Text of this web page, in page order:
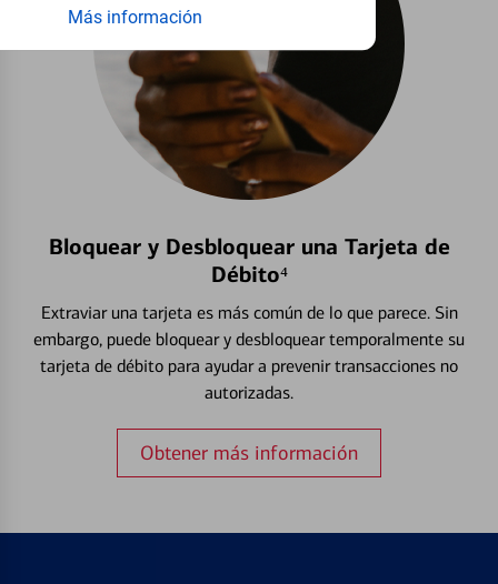
Más información
Bloquear y Desbloquear una Tarjeta de
Débito⁴
Extraviar una tarjeta es más común de lo que parece. Sin
embargo, puede bloquear y desbloquear temporalmente su
tarjeta de débito para ayudar a prevenir transacciones no
autorizadas.
Obtener más información